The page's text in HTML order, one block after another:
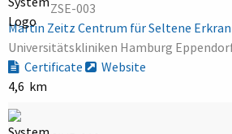
ZSE-003
Martin Zeitz Centrum für Seltene
Universitätskliniken Hamburg
Certificate
Website
4,6 km